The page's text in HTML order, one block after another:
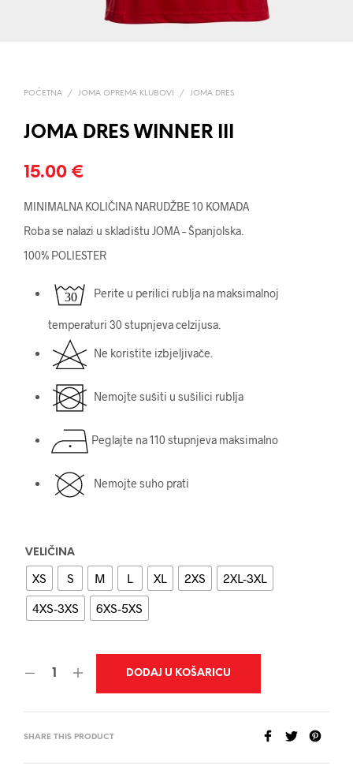
POČETNA / JOMA OPREMA KLUBOVI / JOMA DRES
JOMA DRES WINNER III
15.00 €
MINIMALNA KOLIČINA NARUDŽBE 10 KOMADA
Roba se nalazi u skladištu JOMA – Španjolska.
100% POLIESTER
Perite u perilici rublja na maksimalnoj
temperaturi 30 stupnjeva celzijusa.
Ne koristite izbjeljivače.
Nemojte sušiti u sušilici rublja
Peglajte na 110 stupnjeva maksimalno
Nemojte suho prati
VELIČINA
XS S M L XL 2XS
2XL-3XL
4XS-3XS
6XS-5XS
DODAJ U KOŠARICU
SHARE THIS PRODUCT